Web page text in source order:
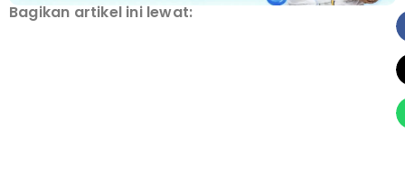
Bagikan artikel ini lewat: